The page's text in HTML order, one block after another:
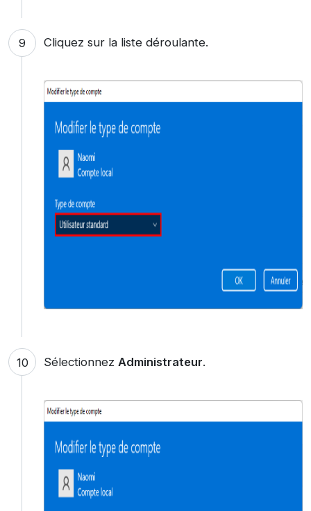
Cliquez sur la liste déroulante.
Sélectionnez Administrateur.